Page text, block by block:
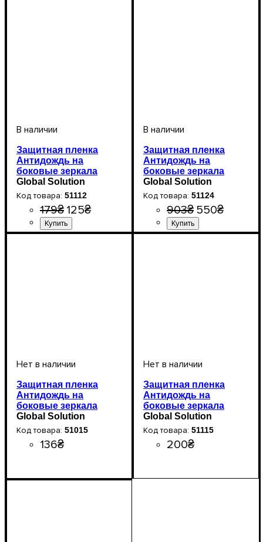
Защитная пленка
Антидождь на
боковые зеркала
автомобиля Premium
127*87мм
Global Solution
51112
179₴ 125₴
Защитная пленка
Антидождь на
боковые зеркала
автомобиля Premium
240*200мм
Global Solution
51124
903₴ 550₴
Защитная пленка
Антидождь на
боковые зеркала
автомобиля (51015)
150*100мм
Global Solution
51015
136₴
Защитная пленка
Антидождь на
боковые зеркала
автомобиля Premium
150*100мм
Global Solution
51115
200₴